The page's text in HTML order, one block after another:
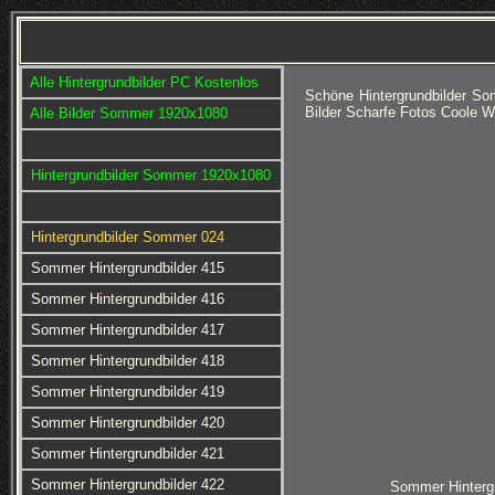
Alle Hintergrundbilder PC Kostenlos
Alle Bilder Sommer 1920x1080
Hintergrundbilder Sommer 1920x1080
Hintergrundbilder Sommer 024
Sommer Hintergrundbilder 415
Sommer Hintergrundbilder 416
Sommer Hintergrundbilder 417
Sommer Hintergrundbilder 418
Sommer Hintergrundbilder 419
Sommer Hintergrundbilder 420
Sommer Hintergrundbilder 421
Sommer Hintergrundbilder 422
Schöne Hintergrundbilder
Bilder Scharfe Fotos Coole
Sommer